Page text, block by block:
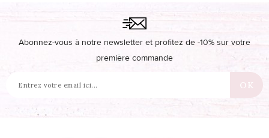
Abonnez-vous à notre newsletter et profitez de -10% sur votre
première commande